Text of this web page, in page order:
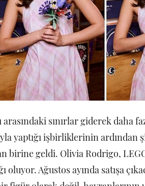
sınırlar giderek daha
yaptığı işbirliklerinin ardından
birine geldi. Olivia Rodrigo,
Ağustos ayında satışa